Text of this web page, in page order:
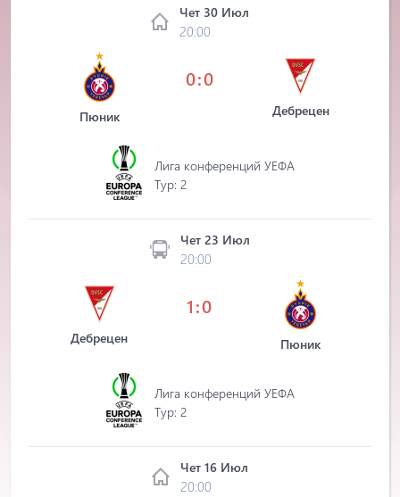
Чет 30 Июл
20:00
Пюник
0:0
Дебрецен
Лига конференций УЕФА
Tур: 2
Чет 23 Июл
20:00
Дебрецен
1:0
Пюник
Лига конференций УЕФА
Tур: 2
Чет 16 Июл
20:00